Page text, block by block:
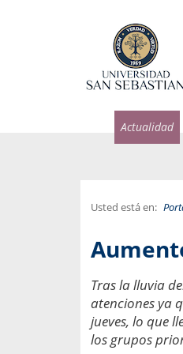
Actualidad
Usted está en:
Tras la lluvia
atenciones ya
jueves, lo que
los grupos
médicas y
por incapacidad